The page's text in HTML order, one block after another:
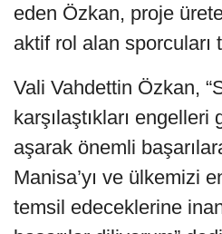
eden Özkan, proje
aktif rol alan sporcuları
Vali Vahdettin Özkan,
karşılaştıkları
aşarak önemli
Manisa’yı ve ülkemizi
temsil edeceklerine